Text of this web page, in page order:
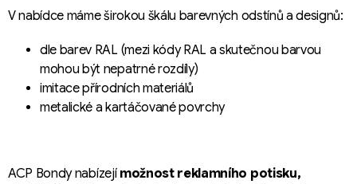
V nabídce máme širokou škálu barevných odstínů a designů:
dle barev RAL (mezi kódy RAL a skutečnou barvou
mohou být nepatrné rozdíly)
imitace přírodních materiálů
metalické a kartáčované povrchy
ACP Bondy nabízejí možnost reklamního potisku,